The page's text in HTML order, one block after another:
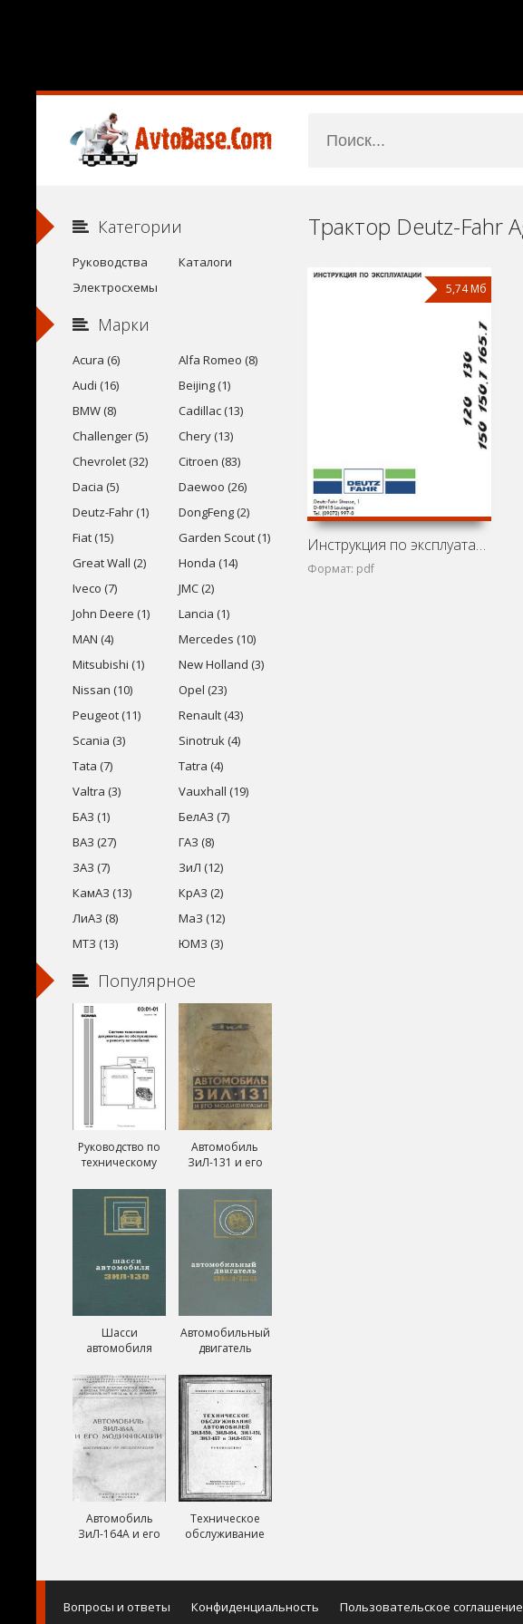
5,74 Мб
Инструкция по эксплуатации тракторов Deutz-Fahr Agrotron
Формат: pdf
Категории
Руководства
Каталоги
Электросхемы
Марки
Acura (6)
Alfa Romeo (8)
Audi (16)
Beijing (1)
BMW (8)
Cadillac (13)
Challenger (5)
Chery (13)
Chevrolet (32)
Citroen (83)
Dacia (5)
Daewoo (26)
Deutz-Fahr (1)
DongFeng (2)
Fiat (15)
Garden Scout (1)
Great Wall (2)
Honda (14)
Iveco (7)
JMC (2)
John Deere (1)
Lancia (1)
MAN (4)
Mercedes (10)
Mitsubishi (1)
New Holland (3)
Nissan (10)
Opel (23)
Peugeot (11)
Renault (43)
Scania (3)
Sinotruk (4)
Tata (7)
Tatra (4)
Valtra (3)
Vauxhall (19)
БАЗ (1)
БелАЗ (7)
ВАЗ (27)
ГАЗ (8)
ЗАЗ (7)
ЗиЛ (12)
КамАЗ (13)
КрАЗ (2)
ЛиАЗ (8)
МаЗ (12)
МТЗ (13)
ЮМЗ (3)
Популярное
Руководство по
техническому
ремонту Скания
(Scania)
Автомобиль
ЗиЛ-131 и его
ЗиЛ-131А и
ЗиЛ-131В
Шасси
автомобиля
Автомобильный
двигатель
Автомобиль
ЗиЛ-164А и его
Техническое
обслуживание
ЗиЛ-151,
ЗиЛ-157К и
Вопросы и ответы Конфиденциальность Пользовательское соглашение